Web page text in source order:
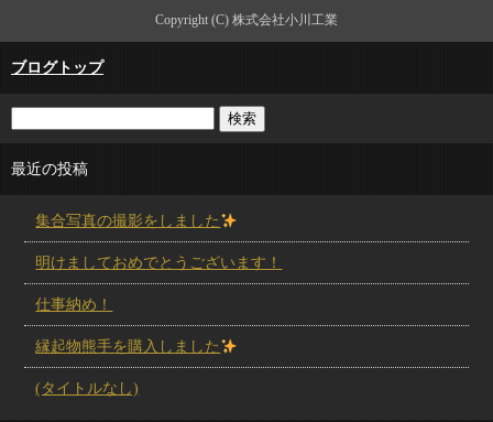
Copyright (C) 株式会社小川工業
ブログトップ
最近の投稿
集合写真の撮影をしました
明けましておめでとうございます！
仕事納め！
縁起物熊手を購入しました
(タイトルなし)